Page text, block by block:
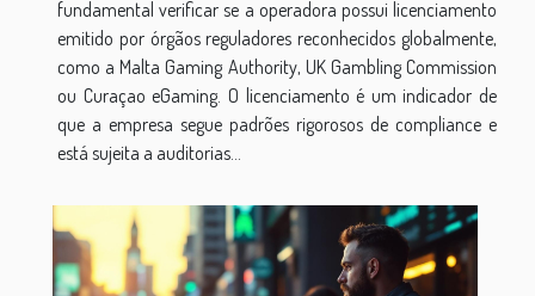
fundamental verificar se a operadora possui licenciamento
emitido por órgãos reguladores reconhecidos globalmente,
como a Malta Gaming Authority, UK Gambling Commission
ou Curaçao eGaming. O licenciamento é um indicador de
que a empresa segue padrões rigorosos de compliance e
está sujeita a auditorias...